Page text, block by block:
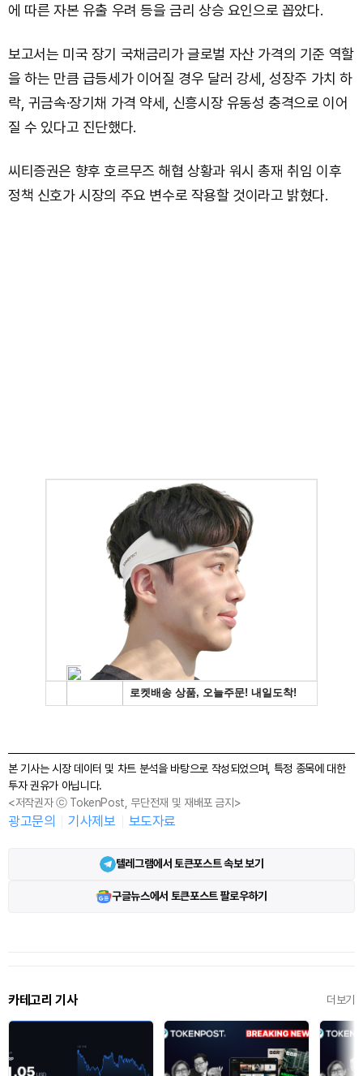
에 따른 자본 유출 우려 등을 금리 상승 요인으로 꼽았다.
보고서는 미국 장기 국채금리가 글로벌 자산 가격의 기준 역할
을 하는 만큼 급등세가 이어질 경우 달러 강세, 성장주 가치 하
락, 귀금속·장기채 가격 약세, 신흥시장 유동성 충격으로 이어
질 수 있다고 진단했다.
씨티증권은 향후 호르무즈 해협 상황과 워시 총재 취임 이후
정책 신호가 시장의 주요 변수로 작용할 것이라고 밝혔다.
본 기사는 시장 데이터 및 차트 분석을 바탕으로 작성되었으며, 특정 종목에 대한
투자 권유가 아닙니다.
<저작권자 ⓒ TokenPost, 무단전재 및 재배포 금지>
광고문의 기사제보 보도자료
텔레그램에서 토큰포스트 속보 보기
구글뉴스에서 토큰포스트 팔로우하기
카테고리 기사 더보기